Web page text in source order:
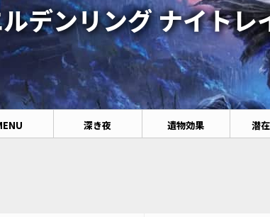
デンリング ナイト
深き夜 遺物効果 潜